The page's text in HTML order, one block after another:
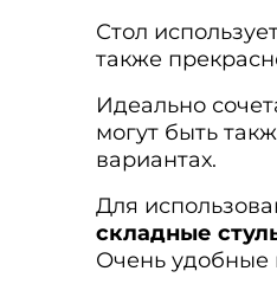
Стол
также
Идеально
могут быть
вариантах.
Для
складные
Очень удобные